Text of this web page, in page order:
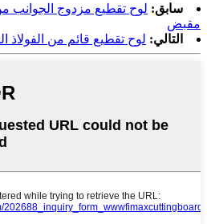
سابق: لوح تقطيع مزدوج الجوانب
مقبض
التالي: لوح تقطيع قائم من الفولاذ